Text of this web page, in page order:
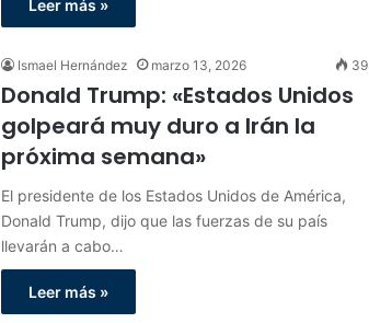
Leer más »
Ismael Hernández marzo 13, 2026 39
Donald Trump: «Estados Unidos
golpeará muy duro a Irán la
próxima semana»
El presidente de los Estados Unidos de América,
Donald Trump, dijo que las fuerzas de su país
llevarán a cabo…
Leer más »